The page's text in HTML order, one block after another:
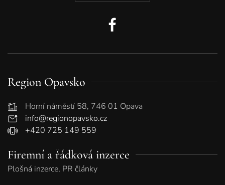
Region Opavsko
Horní náměstí 58, 746 01 Opava
info@regionopavsko.cz
+420 725 149 559
Firemní a řádková inzerce
Plošná inzerce, PR články